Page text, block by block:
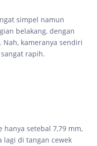
simpel namun
belakang, dengan
kameranya sendiri
rapih.
hanya setebal 7,79 mm,
lagi di tangan cewek